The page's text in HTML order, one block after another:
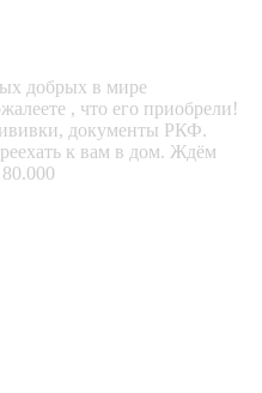
добрых в мире
, что его приобрели!
документы РКФ.
к вам в дом. Ждём